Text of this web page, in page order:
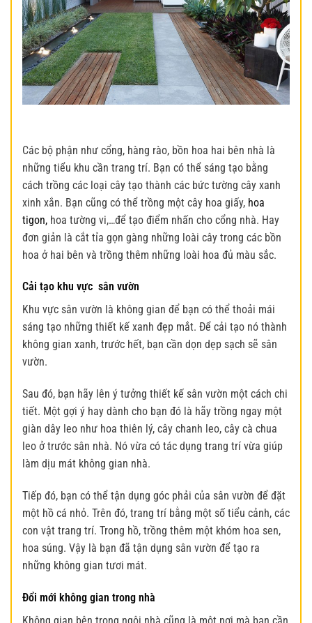
Các bộ phận như cổng, hàng rào, bồn hoa hai bên nhà là
những tiểu khu cần trang trí. Bạn có thể sáng tạo bằng
cách trồng các loại cây tạo thành các bức tường cây xanh
xinh xắn. Bạn cũng có thể trồng một cây hoa giấy, hoa
tigon, hoa tường vi,…để tạo điểm nhấn cho cổng nhà. Hay
đơn giản là cắt tỉa gọn gàng những loài cây trong các bồn
hoa ở hai bên và trồng thêm những loài hoa đủ màu sắc.
Cải tạo khu vực sân vườn
Khu vực sân vườn là không gian để bạn có thể thoải mái
sáng tạo những thiết kế xanh đẹp mắt. Để cải tạo nó thành
không gian xanh, trước hết, bạn cần dọn dẹp sạch sẽ sân
vườn.
Sau đó, bạn hãy lên ý tưởng thiết kế sân vườn một cách chi
tiết. Một gợi ý hay dành cho bạn đó là hãy trồng ngay một
giàn dây leo như hoa thiên lý, cây chanh leo, cây cà chua
leo ở trước sân nhà. Nó vừa có tác dụng trang trí vừa giúp
làm dịu mát không gian nhà.
Tiếp đó, bạn có thể tận dụng góc phải của sân vườn để đặt
một hồ cá nhỏ. Trên đó, trang trí bằng một số tiểu cảnh, các
con vật trang trí. Trong hồ, trồng thêm một khóm hoa sen,
hoa súng. Vậy là bạn đã tận dụng sân vườn để tạo ra
những không gian tươi mát.
Đổi mới không gian trong nhà